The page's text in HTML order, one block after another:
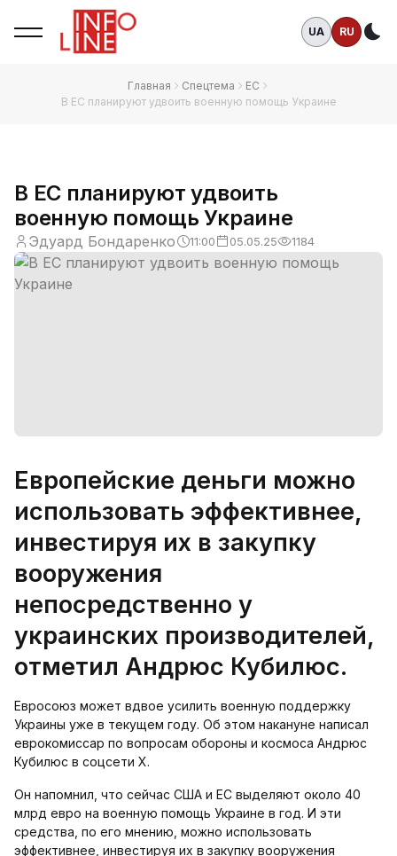
UA RU
Главная Спецтема
ЕС
В ЕС планируют удвоить военную помощь Украине
В ЕС планируют удвоить
военную помощь Украине
Эдуард Бондаренко 11:00 05.05.25 1184
Европейские деньги можно
использовать эффективнее,
инвестируя их в закупку
вооружения
непосредственно у
украинских производителей,
отметил Андрюс Кубилюс.
Евросоюз может вдвое усилить военную поддержку
Украины уже в текущем году. Об этом накануне написал
еврокомиссар по вопросам обороны и космоса Андрюс
Кубилюс в соцсети Х.
Он напомнил, что сейчас США и ЕС выделяют около 40
млрд евро на военную помощь Украине в год. И эти
средства, по его мнению, можно использовать
эффективнее, инвестируя их в закупку вооружения